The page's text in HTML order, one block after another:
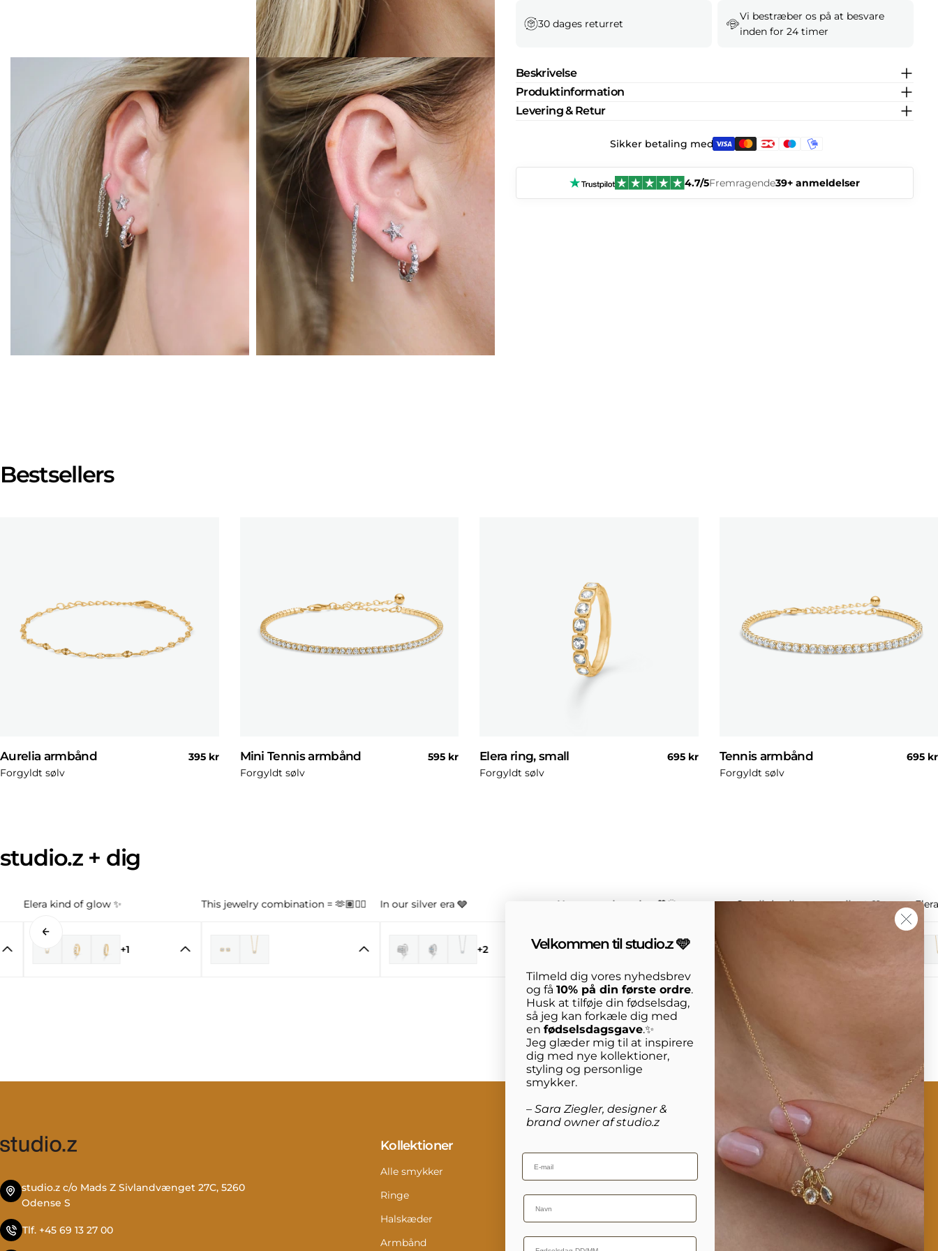
30 dages returret
Vi bestræber os på at besvare
inden for 24 timer
Beskrivelse
Produktinformation
Levering & Retur
Sikker betaling med:
4.7/5Fremragende39+ anmeldelser
Bestsellers
Aurelia armbånd
Normal
395 kr
Forgyldt sølv
Mini Tennis armbånd
Normal
595 kr
Forgyldt sølv
Elera ring, small
Normal
695 kr
Forgyldt sølv
Tennis armbånd
695 kr
Forgyldt sølv
studio.z + dig
Elera kind of glow ✨
+1
This jewelry combination = 🫶🏽👌🏼 In our silver era 🩶
+2
Your new obsession 🧡🌞 Small details, strong vibe ✨🩵
studio.z c/o Mads Z Sivlandvænget 27C, 5260
Odense S
Tlf. +45 69 13 27 00
Kollektioner
Alle smykker
Ringe
Halskæder
Armbånd
Returnering
Størrelsesguide
Om studio.z
Vores historie
Cookies
Handelsbetingelser
Velkommen til studio.z 🩵
Tilmeld dig vores nyhedsbrev
og få 10% på din første ordre.
Husk at tilføje din fødselsdag,
så jeg kan forkæle dig med
en fødselsdagsgave.✨
Jeg glæder mig til at inspirere
dig med nye kollektioner,
styling og personlige
smykker.
– Sara Ziegler, designer &
brand owner af studio.z
Email
Name